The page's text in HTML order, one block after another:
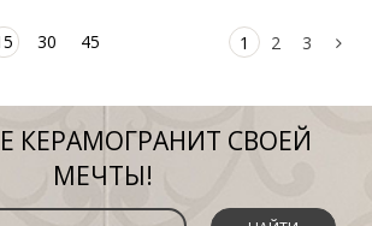
30 45 1 2 3
КЕРАМОГРАНИТ СВОЕЙ
МЕЧТЫ!